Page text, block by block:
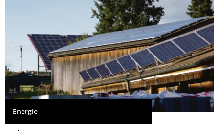
Energie